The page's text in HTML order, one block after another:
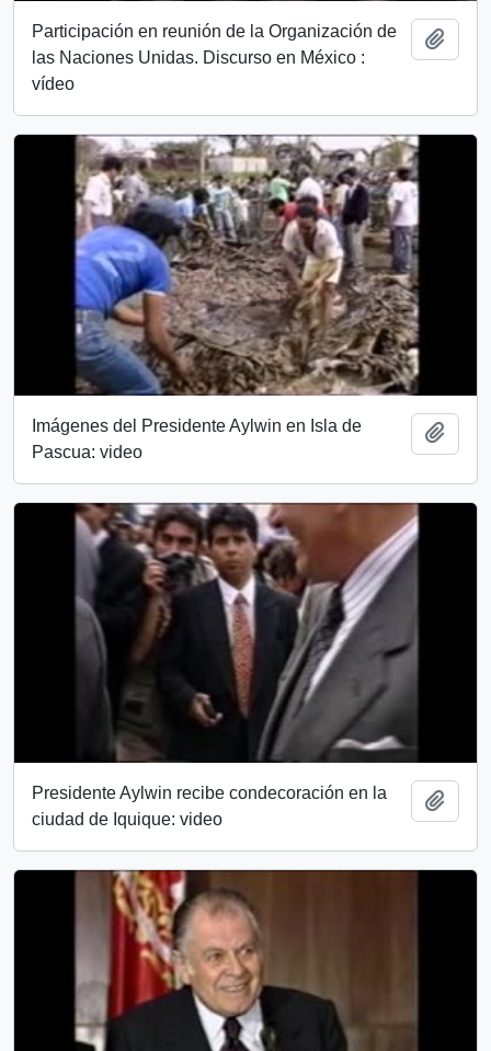
Participación en reunión de la Organización de
las Naciones Unidas. Discurso en México :
vídeo
Imágenes del Presidente Aylwin en Isla de
Pascua: video
Presidente Aylwin recibe condecoración en la
ciudad de Iquique: video